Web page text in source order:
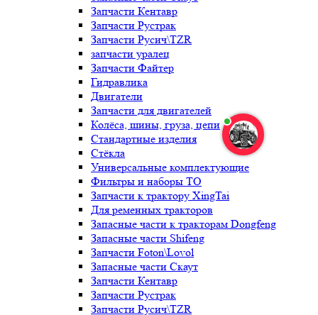
Запчасти Кентавр
Запчасти Рустрак
Запчасти Русич\TZR
запчасти уралец
Запчасти Файтер
Гидравлика
Двигатели
Запчасти для двигателей
Колёса, шины, груза, цепи
Стандартные изделия
Стёкла
Универсальные комплектующие
Фильтры и наборы ТО
Запчасти к трактору XingTai
Для ременных тракторов
Запасные части к тракторам Dongfeng
Запасные части Shifeng
Запчасти Foton\Lovol
Запасные части Скаут
Запчасти Кентавр
Запчасти Рустрак
Запчасти Русич\TZR